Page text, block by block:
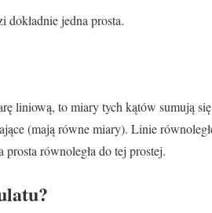
jedna prosta.
liniową, to miary tych kątów sumują
(mają równe miary). Linie
równoległa do tej prostej.